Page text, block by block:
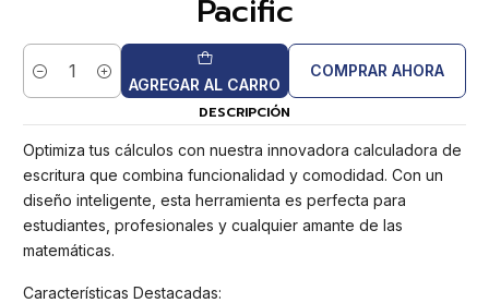
Pacific
Cantidad AGREGAR AL CARRO
COMPRAR AHORA
DESCRIPCIÓN
Optimiza tus cálculos con nuestra innovadora calculadora de
escritura que combina funcionalidad y comodidad. Con un
diseño inteligente, esta herramienta es perfecta para
estudiantes, profesionales y cualquier amante de las
matemáticas.
Características Destacadas: